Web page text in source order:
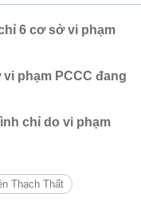
6 cơ sở vi phạm
phạm PCCC đang
chỉ do vi phạm
Thạch Thất